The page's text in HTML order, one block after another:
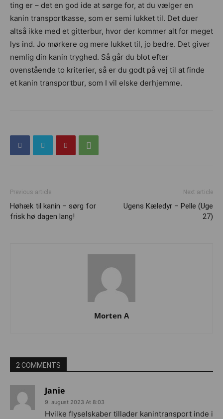
ting er – det en god ide at sørge for, at du vælger en
kanin transportkasse, som er semi lukket til. Det duer
altså ikke med et gitterbur, hvor der kommer alt for meget
lys ind. Jo mørkere og mere lukket til, jo bedre. Det giver
nemlig din kanin tryghed. Så går du blot efter
ovenstående to kriterier, så er du godt på vej til at finde
et kanin transportbur, som I vil elske derhjemme.
Previous article
Høhæk til kanin – sørg for
frisk hø dagen lang!
Next article
Ugens Kæledyr – Pelle (Uge
27)
Morten A
2 COMMENTS
Janie
9. august 2023 At 8:03
Hvilke flyselskaber tillader kanintransport inde i